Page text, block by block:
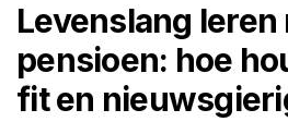
Levenslang leren
pensioen: hoe
fit en